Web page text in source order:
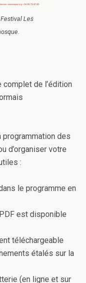
Les
complet de l’édition
des
d’organiser votre
:
le programme en
est disponible
téléchargeable
étalés sur la
(en ligne et sur